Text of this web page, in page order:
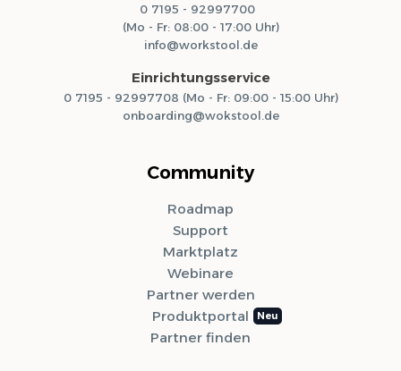
0 7195 - 92997700
(Mo - Fr: 08:00 - 17:00 Uhr)
info@workstool.de
Einrichtungsservice
0 7195 - 92997708 (Mo - Fr: 09:00 - 15:00 Uhr)
onboarding@wokstool.de
Community
Roadmap
Support
Marktplatz
Webinare
Partner werden
Produktportal
Partner finden